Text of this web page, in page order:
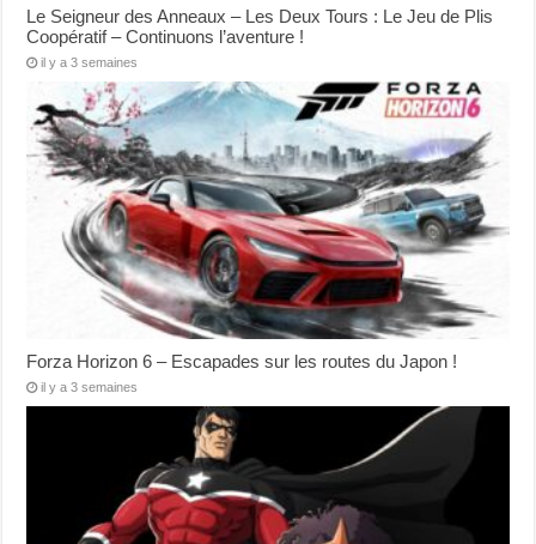
Le Seigneur des Anneaux – Les Deux Tours : Le Jeu de Plis
Coopératif – Continuons l’aventure !
il y a 3 semaines
Forza Horizon 6 – Escapades sur les routes du Japon !
il y a 3 semaines